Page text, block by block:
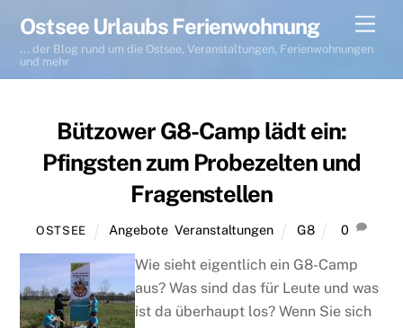
content
Ostsee Urlaubs Ferienwohnung
... der Blog rund um die Ostsee, Veranstaltungen, Ferienwohnungen
und mehr
Bützower G8-Camp lädt ein:
Pfingsten zum Probezelten und
Fragenstellen
OSTSEE Angebote ,Veranstaltungen G8 0
Wie sieht eigentlich ein G8-Camp
aus? Was sind das für Leute und was
ist da überhaupt los? Wenn Sie sich